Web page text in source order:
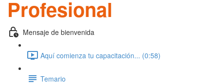
Profesional
Mensaje de bienvenida
Aquí comienza tu capacitación... (0:58)
Temario